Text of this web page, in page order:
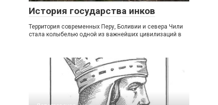
История государства инков
Территория современных Перу, Боливии и севера Чили
стала колыбелью одной из важнейших цивилизаций в